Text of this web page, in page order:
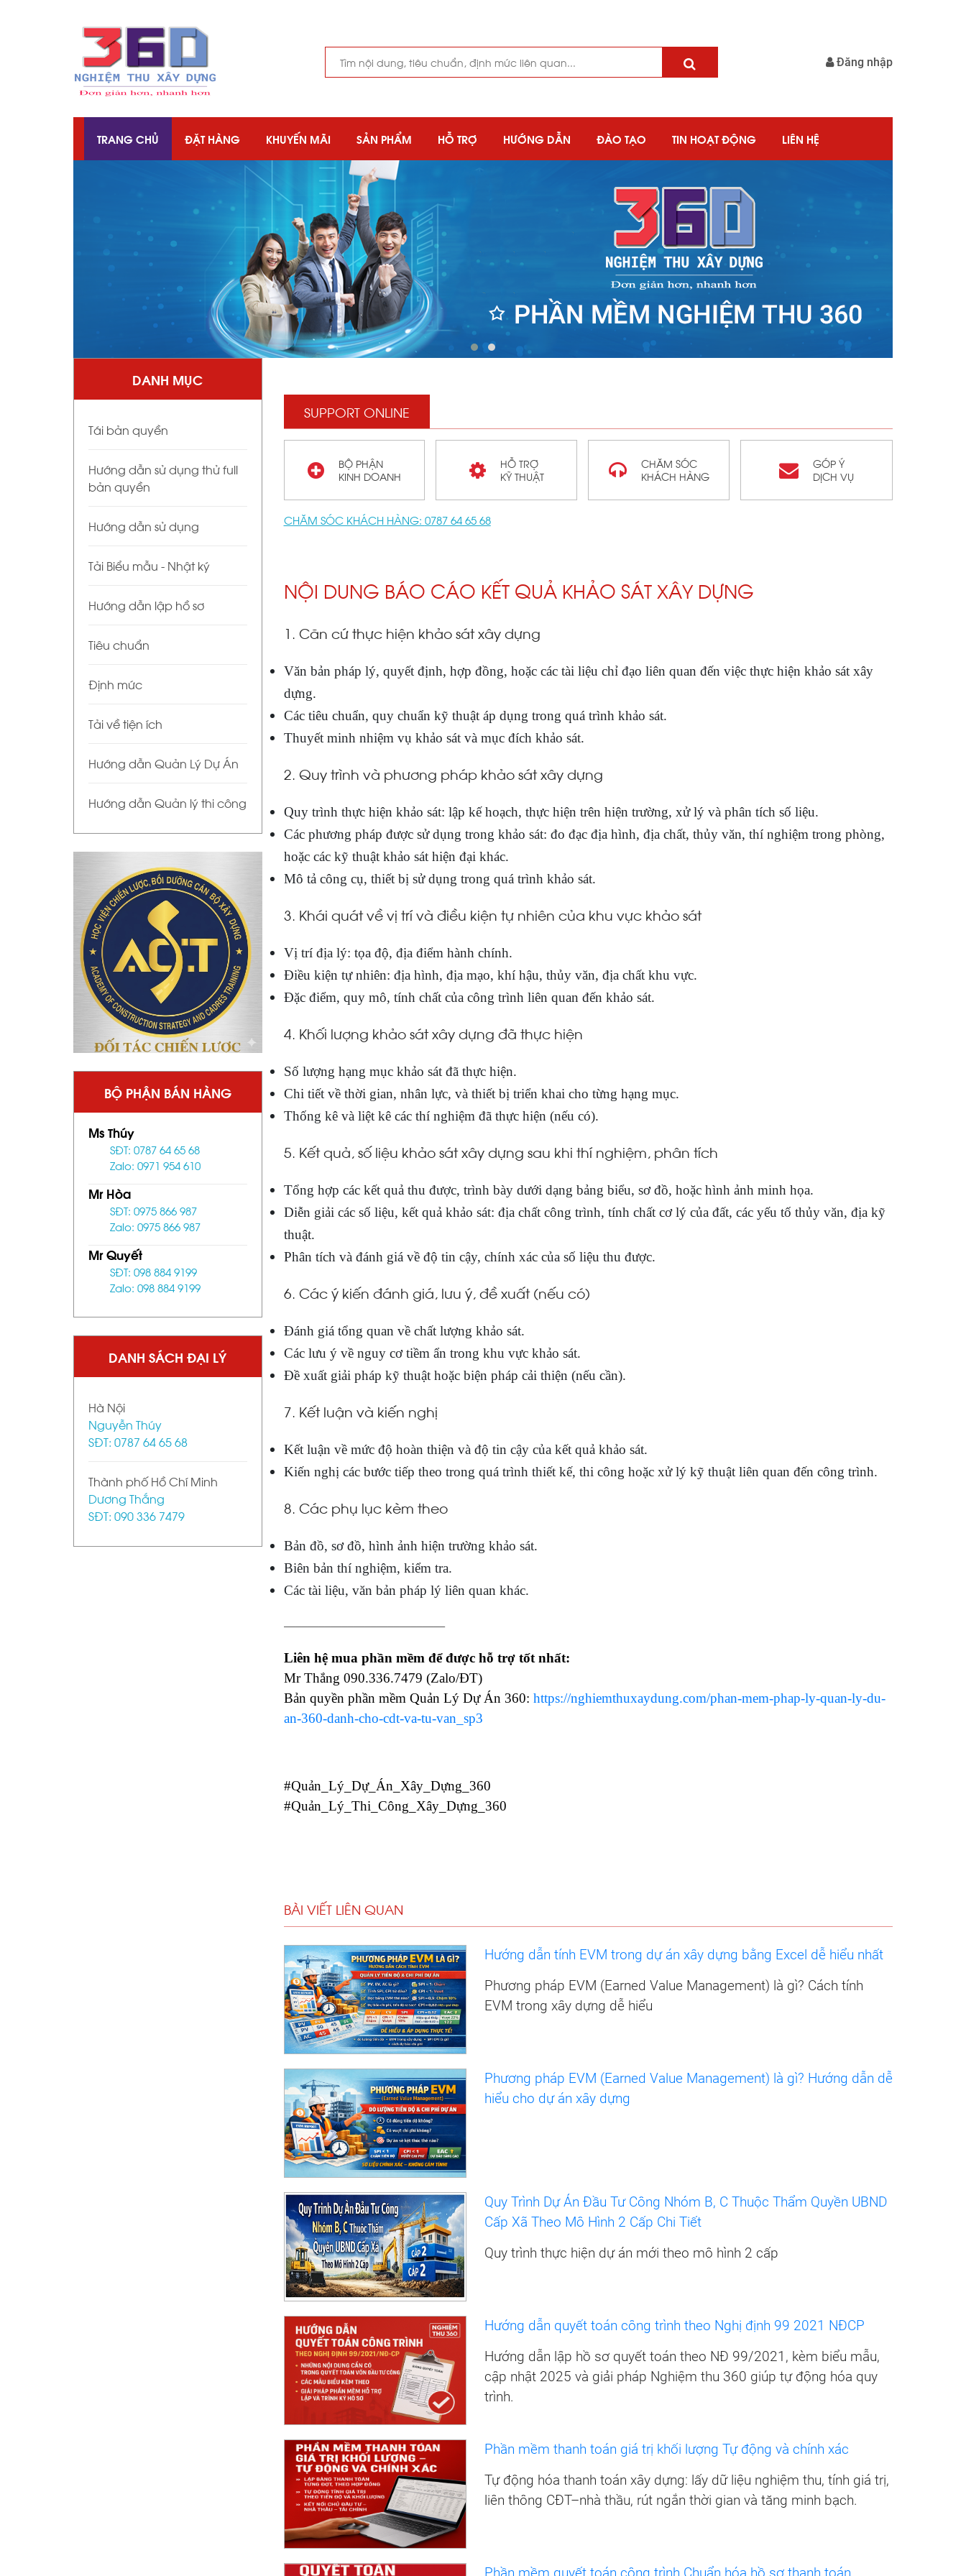
Đăng nhập
TRANG CHỦ ĐẶT HÀNG KHUYẾN MÃI SẢN PHẨM HỖ TRỢ HƯỚNG DẪN ĐÀO TẠO TIN HOẠT ĐỘNG LIÊN HỆ
DANH MỤC
Tái bản quyền
Hướng dẫn sử dụng thử full
bản quyền
Hướng dẫn sử dụng
Tải Biểu mẫu - Nhật ký
Hướng dẫn lập hồ sơ
Tiêu chuẩn
Định mức
Tải về tiện ích
Hướng dẫn Quản Lý Dự Án
Hướng dẫn Quản lý thi công
BỘ PHẬN BÁN HÀNG
Ms Thúy
SĐT: 0787 64 65 68
Zalo: 0971 954 610
Mr Hòa
SĐT: 0975 866 987
Zalo: 0975 866 987
Mr Quyết
SĐT: 098 884 9199
Zalo: 098 884 9199
DANH SÁCH ĐẠI LÝ
Hà Nội
Nguyễn Thúy
SĐT: 0787 64 65 68
Thành phố Hồ Chí Minh
Dương Thắng
SĐT: 090 336 7479
SUPPORT ONLINE
BỘ PHẬN
KINH DOANH
HỖ TRỢ
KỸ THUẬT
CHĂM SÓC
KHÁCH HÀNG
GÓP Ý
DỊCH VỤ
CHĂM SÓC KHÁCH HÀNG: 0787 64 65 68
NỘI DUNG BÁO CÁO KẾT QUẢ KHẢO SÁT XÂY DỰNG
1. Căn cứ thực hiện khảo sát xây dựng
Văn bản pháp lý, quyết định, hợp đồng, hoặc các tài liệu chỉ đạo liên quan đến việc thực hiện khảo sát xây
dựng.
Các tiêu chuẩn, quy chuẩn kỹ thuật áp dụng trong quá trình khảo sát.
Thuyết minh nhiệm vụ khảo sát và mục đích khảo sát.
2. Quy trình và phương pháp khảo sát xây dựng
Quy trình thực hiện khảo sát: lập kế hoạch, thực hiện trên hiện trường, xử lý và phân tích số liệu.
Các phương pháp được sử dụng trong khảo sát: đo đạc địa hình, địa chất, thủy văn, thí nghiệm trong phòng,
hoặc các kỹ thuật khảo sát hiện đại khác.
Mô tả công cụ, thiết bị sử dụng trong quá trình khảo sát.
3. Khái quát về vị trí và điều kiện tự nhiên của khu vực khảo sát
Vị trí địa lý: tọa độ, địa điểm hành chính.
Điều kiện tự nhiên: địa hình, địa mạo, khí hậu, thủy văn, địa chất khu vực.
Đặc điểm, quy mô, tính chất của công trình liên quan đến khảo sát.
4. Khối lượng khảo sát xây dựng đã thực hiện
Số lượng hạng mục khảo sát đã thực hiện.
Chi tiết về thời gian, nhân lực, và thiết bị triển khai cho từng hạng mục.
Thống kê và liệt kê các thí nghiệm đã thực hiện (nếu có).
5. Kết quả, số liệu khảo sát xây dựng sau khi thí nghiệm, phân tích
Tổng hợp các kết quả thu được, trình bày dưới dạng bảng biểu, sơ đồ, hoặc hình ảnh minh họa.
Diễn giải các số liệu, kết quả khảo sát: địa chất công trình, tính chất cơ lý của đất, các yếu tố thủy văn, địa kỹ
thuật.
Phân tích và đánh giá về độ tin cậy, chính xác của số liệu thu được.
6. Các ý kiến đánh giá, lưu ý, đề xuất (nếu có)
Đánh giá tổng quan về chất lượng khảo sát.
Các lưu ý về nguy cơ tiềm ẩn trong khu vực khảo sát.
Đề xuất giải pháp kỹ thuật hoặc biện pháp cải thiện (nếu cần).
7. Kết luận và kiến nghị
Kết luận về mức độ hoàn thiện và độ tin cậy của kết quả khảo sát.
Kiến nghị các bước tiếp theo trong quá trình thiết kế, thi công hoặc xử lý kỹ thuật liên quan đến công trình.
8. Các phụ lục kèm theo
Bản đồ, sơ đồ, hình ảnh hiện trường khảo sát.
Biên bản thí nghiệm, kiểm tra.
Các tài liệu, văn bản pháp lý liên quan khác.
Liên hệ mua phần mềm để được hỗ trợ tốt nhất:
Mr Thắng 090.336.7479 (Zalo/ĐT)
Bản quyền phần mềm Quản Lý Dự Án 360: https://nghiemthuxaydung.com/phan-mem-phap-ly-quan-ly-du-
an-360-danh-cho-cdt-va-tu-van_sp3
#Quản_Lý_Dự_Án_Xây_Dựng_360
#Quản_Lý_Thi_Công_Xây_Dựng_360
BÀI VIẾT LIÊN QUAN
Hướng dẫn tính EVM trong dự án xây dựng bằng Excel dễ hiểu nhất
Phương pháp EVM (Earned Value Management) là gì? Cách tính
EVM trong xây dựng dễ hiểu
Phương pháp EVM (Earned Value Management) là gì? Hướng dẫn dễ
hiểu cho dự án xây dựng
Quy Trình Dự Án Đầu Tư Công Nhóm B, C Thuộc Thẩm Quyền UBND
Cấp Xã Theo Mô Hình 2 Cấp Chi Tiết
Quy trình thực hiện dự án mới theo mô hình 2 cấp
Hướng dẫn quyết toán công trình theo Nghị định 99 2021 NĐCP
Hướng dẫn lập hồ sơ quyết toán theo NĐ 99/2021, kèm biểu mẫu,
cập nhật 2025 và giải pháp Nghiệm thu 360 giúp tự động hóa quy
trình.
Phần mềm thanh toán giá trị khối lượng Tự động và chính xác
Tự động hóa thanh toán xây dựng: lấy dữ liệu nghiệm thu, tính giá trị,
liên thông CĐT–nhà thầu, rút ngắn thời gian và tăng minh bạch.